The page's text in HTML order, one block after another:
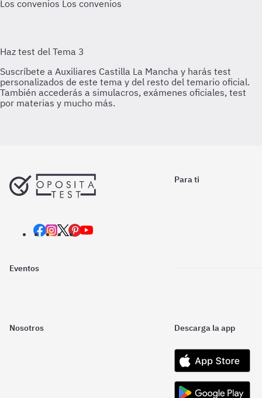
Los convenios Los convenios
Para ti
Eventos
Nosotros Descarga la app